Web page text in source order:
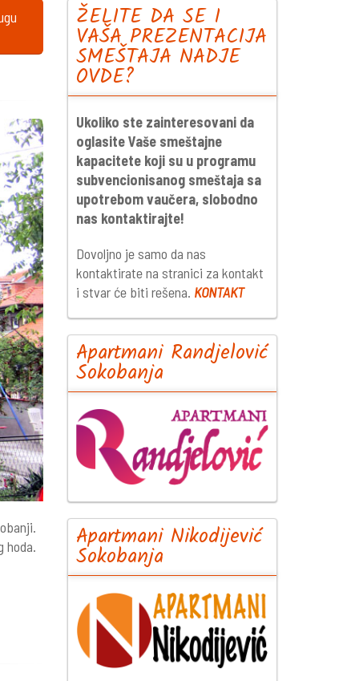
hoda.
ŽELITE DA SE I
VAŠA PREZENTACIJA
SMEŠTAJA NADJE
OVDE?
Ukoliko ste zainteresovani da
oglasite Vaše smeštajne
kapacitete koji su u programu
subvencionisanog smeštaja sa
upotrebom vaučera, slobodno
nas kontaktirajte!
Dovoljno je samo da nas
kontaktirate na stranici za kontakt
i stvar će biti rešena. KONTAKT
Apartmani Randjelović
Sokobanja
Apartmani Nikodijević
Sokobanja